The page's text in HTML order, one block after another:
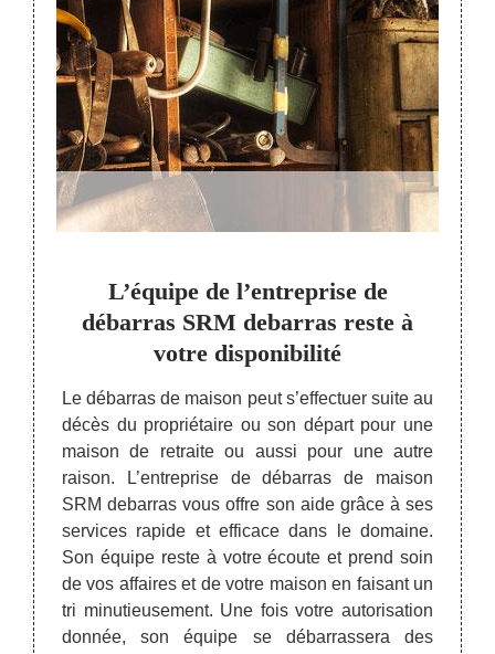
la
dans
de
prix
à
à
le
du
à
L’équipe de l’entreprise de
débarras SRM debarras reste à
votre disponibilité
Le débarras de maison peut s’effectuer suite au
décès du propriétaire ou son départ pour une
maison de retraite ou aussi pour une autre
raison. L’entreprise de débarras de maison
SRM debarras vous offre son aide grâce à ses
services rapide et efficace dans le domaine.
Son équipe reste à votre écoute et prend soin
de vos affaires et de votre maison en faisant un
tri minutieusement. Une fois votre autorisation
donnée, son équipe se débarrassera des
pour
de
peu